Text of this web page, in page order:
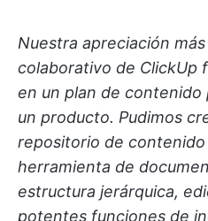
Nuestra apreciación
colaborativo de ClickUp
en un plan de contenido
un producto. Pudimos
repositorio de contenido
herramienta de
estructura jerárquica,
potentes funciones de